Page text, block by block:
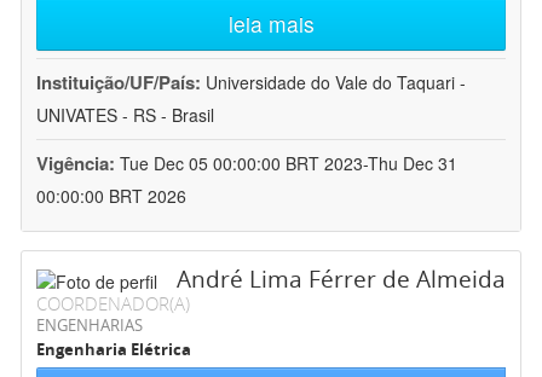
leia mais
Instituição/UF/País: Universidade do Vale do Taquari -
UNIVATES - RS - Brasil
Vigência: Tue Dec 05 00:00:00 BRT 2023-Thu Dec 31
00:00:00 BRT 2026
André Lima Férrer de Almeida
COORDENADOR(A)
ENGENHARIAS
Engenharia Elétrica